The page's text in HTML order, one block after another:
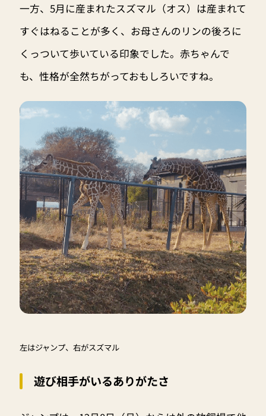
一方、5月に産まれたスズマル（オス）は産まれて
すぐはねることが多く、お母さんのリンの後ろに
くっついて歩いている印象でした。赤ちゃんで
も、性格が全然ちがっておもしろいですね。
左はジャンプ、右がスズマル
遊び相手がいるありがたさ